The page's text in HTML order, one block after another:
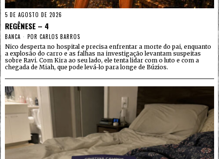
5 DE AGOSTO DE 2026
REGÊNESE – 4
BANCA POR CARLOS BARROS
Nico desperta no hospital e precisa enfrentar a morte do pai, enquanto
a explosão do carro e as falhas na investigação levantam suspeitas
sobre Ravi. Com Kira ao seu lado, ele tenta lidar com o luto e com a
chegada de Miah, que pode levá-lo para longe de Búzios.